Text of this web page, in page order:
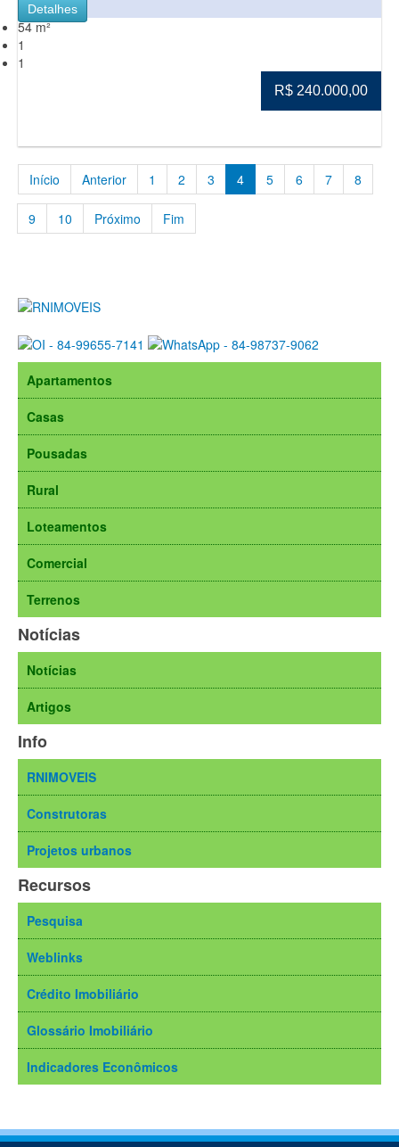
Detalhes
54 m²
1
1
R$ 240.000,00
Início Anterior 1 2 3 4 5 6 7 8
9 10 Próximo Fim
Apartamentos
Casas
Pousadas
Rural
Loteamentos
Comercial
Terrenos
Notícias
Notícias
Artigos
Info
RNIMOVEIS
Construtoras
Projetos urbanos
Recursos
Pesquisa
Weblinks
Crédito Imobiliário
Glossário Imobiliário
Indicadores Econômicos